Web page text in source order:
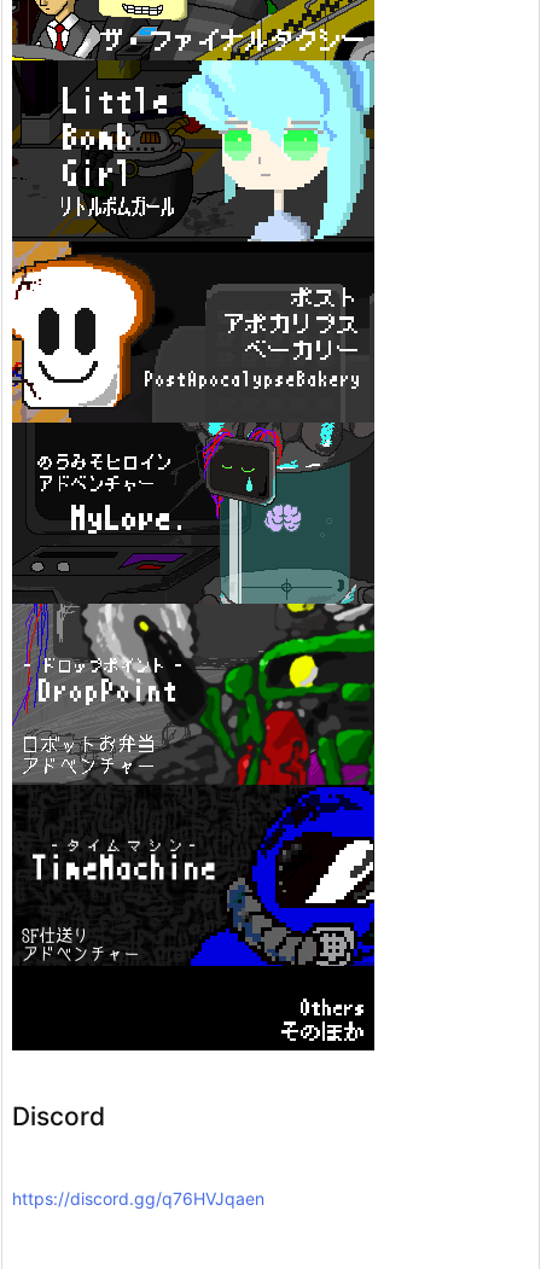
Discord
https://discord.gg/q76HVJqaen